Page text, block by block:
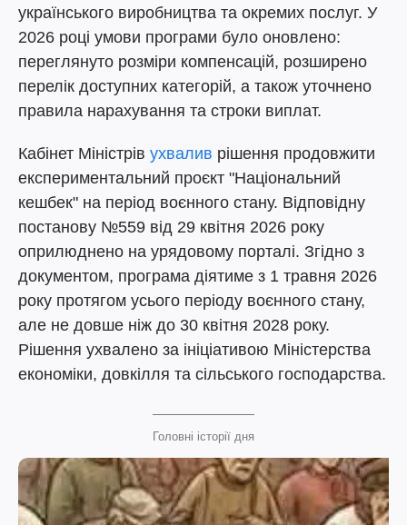
українського виробництва та окремих послуг. У
2026 році умови програми було оновлено:
переглянуто розміри компенсацій, розширено
перелік доступних категорій, а також уточнено
правила нарахування та строки виплат.
Кабінет Міністрів ухвалив рішення продовжити
експериментальний проєкт "Національний
кешбек" на період воєнного стану. Відповідну
постанову №559 від 29 квітня 2026 року
оприлюднено на урядовому порталі. Згідно з
документом, програма діятиме з 1 травня 2026
року протягом усього періоду воєнного стану,
але не довше ніж до 30 квітня 2028 року.
Рішення ухвалено за ініціативою Міністерства
економіки, довкілля та сільського господарства.
Головні історії дня